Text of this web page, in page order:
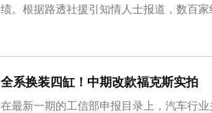
绩。根据路透社援引知情人士报道，数百
全系换装四缸！中期改款福克斯实拍
在最新一期的工信部申报目录上，汽车行